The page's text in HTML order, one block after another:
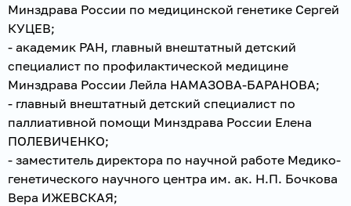
Минздрава России по медицинской генетике Сергей
КУЦЕВ;
- академик РАН, главный внештатный детский
специалист по профилактической медицине
Минздрава России Лейла НАМАЗОВА-БАРАНОВА;
- главный внештатный детский специалист по
паллиативной помощи Минздрава России Елена
ПОЛЕВИЧЕНКО;
- заместитель директора по научной работе Медико-
генетического научного центра им. ак. Н.П. Бочкова
Вера ИЖЕВСКАЯ;